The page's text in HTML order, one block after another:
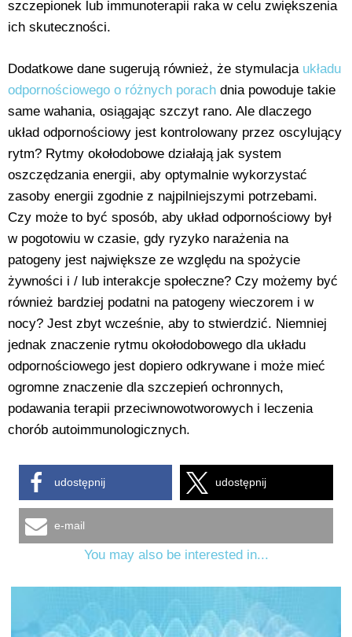
szczepionek lub immunoterapii raka w celu zwiększenia
ich skuteczności.
Dodatkowe dane sugerują również, że stymulacja układu
odpornościowego o różnych porach dnia powoduje takie
same wahania, osiągając szczyt rano. Ale dlaczego
układ odpornościowy jest kontrolowany przez oscylujący
rytm? Rytmy okołodobowe działają jak system
oszczędzania energii, aby optymalnie wykorzystać
zasoby energii zgodnie z najpilniejszymi potrzebami.
Czy może to być sposób, aby układ odpornościowy był
w pogotowiu w czasie, gdy ryzyko narażenia na
patogeny jest największe ze względu na spożycie
żywności i / lub interakcje społeczne? Czy możemy być
również bardziej podatni na patogeny wieczorem i w
nocy? Jest zbyt wcześnie, aby to stwierdzić. Niemniej
jednak znaczenie rytmu okołodobowego dla układu
odpornościowego jest dopiero odkrywane i może mieć
ogromne znaczenie dla szczepień ochronnych,
podawania terapii przeciwnowotworowych i leczenia
chorób autoimmunologicznych.
udostępnij udostępnij
e-mail
You may also be interested in...